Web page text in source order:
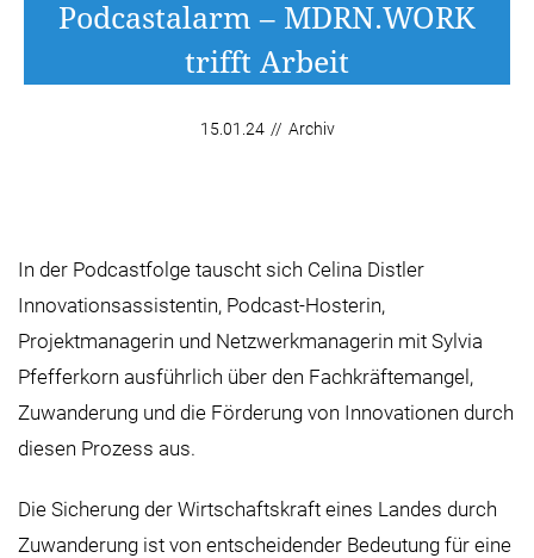
Podcastalarm – MDRN.WORK
trifft Arbeit
15.01.24 // Archiv
In der Podcastfolge tauscht sich Celina Distler
Innovationsassistentin, Podcast-Hosterin,
Projektmanagerin und Netzwerkmanagerin mit Sylvia
Pfefferkorn ausführlich über den Fachkräftemangel,
Zuwanderung und die Förderung von Innovationen durch
diesen Prozess aus.
Die Sicherung der Wirtschaftskraft eines Landes durch
Zuwanderung ist von entscheidender Bedeutung für eine